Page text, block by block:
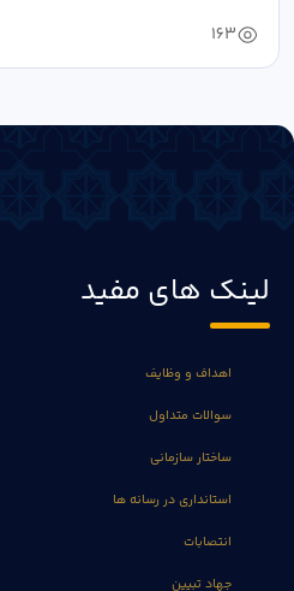
163
لینک های مفید
اهداف و وظایف
سوالات متداول
ساختار سازمانی
استانداری در رسانه ها
انتصابات
جهاد تبیین